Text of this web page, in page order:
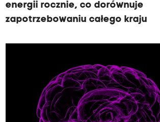
energii rocznie, co dorównuje
zapotrzebowaniu całego kraju